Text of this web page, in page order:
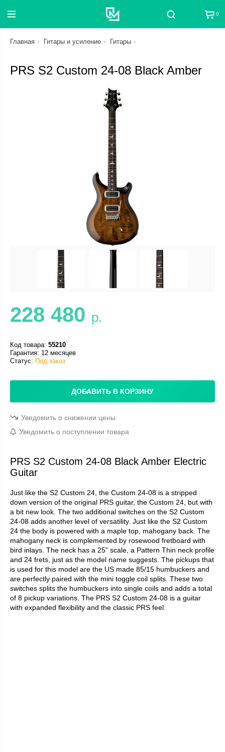
Поиск 0
Главная Гитары и усиление Гитары
PRS S2 Custom 24-08 Black Amber
228 480 р.
Код товара: 55210
Гарантия: 12 месяцев
Статус: Под заказ
ДОБАВИТЬ В КОРЗИНУ
Уведомить о снижении цены
Уведомить о поступлении товара
PRS S2 Custom 24-08 Black Amber Electric
Guitar
Just like the S2 Custom 24, the Custom 24-08 is a stripped
down version of the original PRS guitar, the Custom 24, but with
a bit new look. The two additional switches on the S2 Custom
24-08 adds another level of versatility. Just like the S2 Custom
24 the body is powered with a maple top, mahogany back. The
mahogany neck is complemented by rosewood fretboard with
bird inlays. The neck has a 25” scale, a Pattern Thin neck profile
and 24 frets, just as the model name suggests. The pickups that
is used for this model are the US made 85/15 humbuckers and
are perfectly paired with the mini toggle coil splits. These two
switches splits the humbuckers into single coils and adds a total
of 8 pickup variations. The PRS S2 Custom 24-08 is a guitar
with expanded flexibility and the classic PRS feel.